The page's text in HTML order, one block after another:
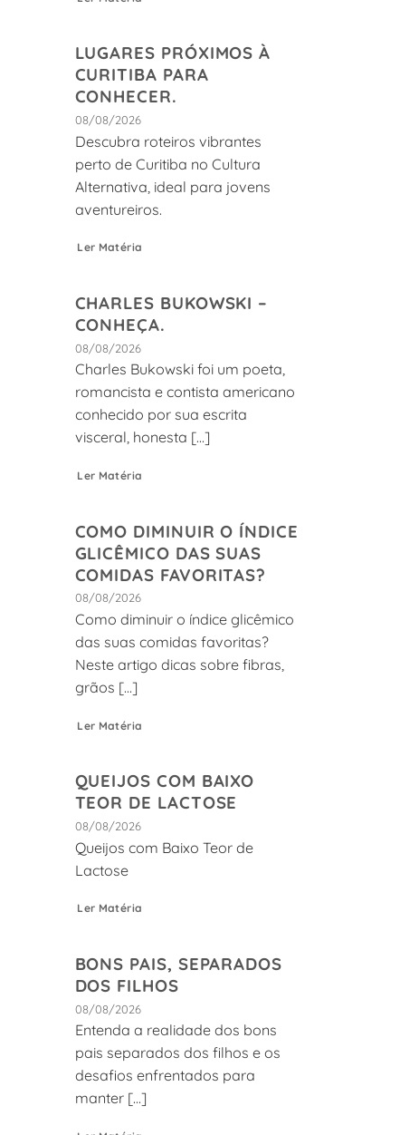
LUGARES PRÓXIMOS À
CURITIBA PARA
CONHECER.
08/08/2026
Descubra roteiros vibrantes
perto de Curitiba no Cultura
Alternativa, ideal para jovens
aventureiros.
Ler Matéria
CHARLES BUKOWSKI –
CONHEÇA.
08/08/2026
Charles Bukowski foi um poeta,
romancista e contista americano
conhecido por sua escrita
visceral, honesta [...]
Ler Matéria
COMO DIMINUIR O ÍNDICE
GLICÊMICO DAS SUAS
COMIDAS FAVORITAS?
08/08/2026
Como diminuir o índice glicêmico
das suas comidas favoritas?
Neste artigo dicas sobre fibras,
grãos [...]
Ler Matéria
QUEIJOS COM BAIXO
TEOR DE LACTOSE
08/08/2026
Queijos com Baixo Teor de
Lactose
Ler Matéria
BONS PAIS, SEPARADOS
DOS FILHOS
08/08/2026
Entenda a realidade dos bons
pais separados dos filhos e os
desafios enfrentados para
manter [...]